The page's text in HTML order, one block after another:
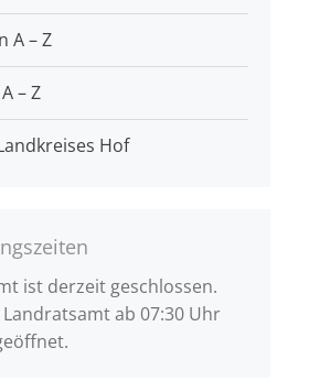
A – Z
– Z
Hof
ist derzeit geschlossen.
ab 07:30 Uhr